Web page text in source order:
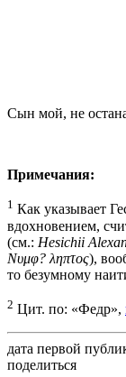
Сын мой, не
Примечания:
1 Как указывает
вдохновением,
(см.: Hesichii
Νυμφ? ληπτος),
то безумному
2 Цит. по: «Федр»,
дата первой
поделиться